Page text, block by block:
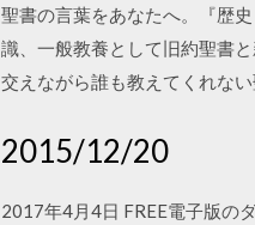
聖書の言葉をあなたへ。『歴
識、一般教養として旧約聖書
交えながら誰も教えてくれな
2015/12/20
2017年4月4日 FREE電子版の